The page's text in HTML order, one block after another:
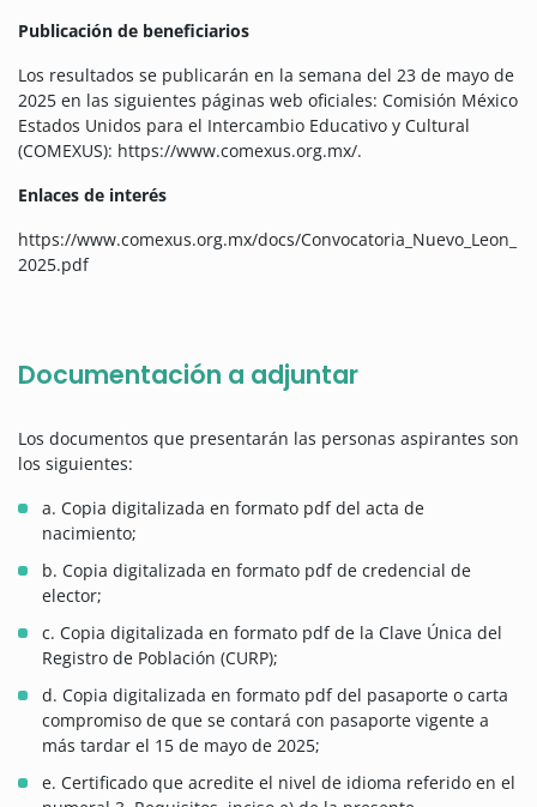
Publicación de beneficiarios
Los resultados se publicarán en la semana del 23 de mayo de
2025 en las siguientes páginas web oficiales: Comisión México
Estados Unidos para el Intercambio Educativo y Cultural
(COMEXUS): https://www.comexus.org.mx/.
Enlaces de interés
https://www.comexus.org.mx/docs/Convocatoria_Nuevo_Leon_
2025.pdf
Documentación a adjuntar
Los documentos que presentarán las personas aspirantes son
los siguientes:
a. Copia digitalizada en formato pdf del acta de
nacimiento;
b. Copia digitalizada en formato pdf de credencial de
elector;
c. Copia digitalizada en formato pdf de la Clave Única del
Registro de Población (CURP);
d. Copia digitalizada en formato pdf del pasaporte o carta
compromiso de que se contará con pasaporte vigente a
más tardar el 15 de mayo de 2025;
e. Certificado que acredite el nivel de idioma referido en el